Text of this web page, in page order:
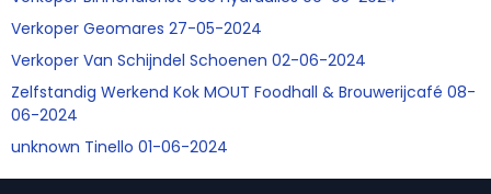
Verkoper Geomares 27-05-2024
Verkoper Van Schijndel Schoenen 02-06-2024
Zelfstandig Werkend Kok MOUT Foodhall & Brouwerijcafé 08-
06-2024
unknown Tinello 01-06-2024